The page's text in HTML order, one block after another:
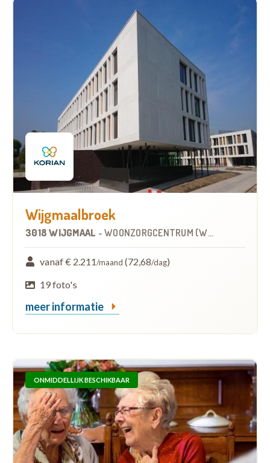
Wijgmaalbroek
3018 WIJGMAAL - WOONZORGCENTRUM (WZC)
vanaf € 2.211/maand (72,68/dag)
19 foto's
meer informatie
ONMIDDELLIJK BESCHIKBAAR